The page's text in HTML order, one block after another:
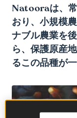
Natooraは、
おり、小規模
ナブル農業を
ら、保護原産
るこの品種が